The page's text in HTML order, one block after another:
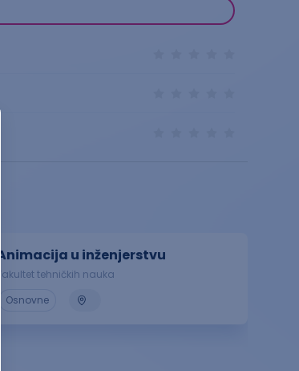
Animacija u inženjerstvu
Fakultet tehničkih nauka
Osnovne